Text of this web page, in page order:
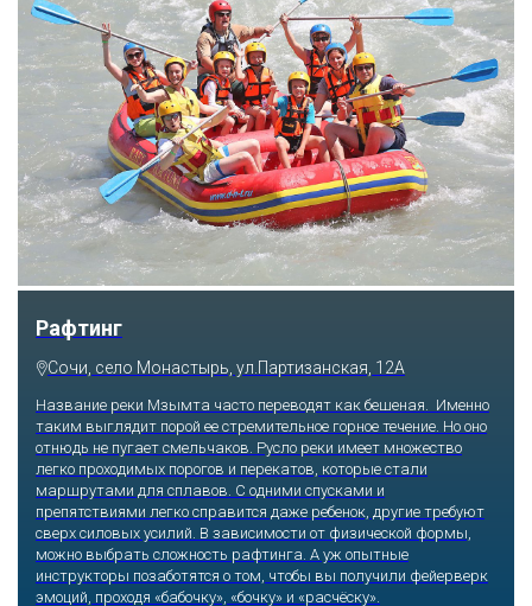
Скайпарк
Сочи, с. Казачий брод, ул. Краснофлотская, 54а
Побороться со страхом высоты и набраться массу впечатлений
получится, если отправиться по самому длинному подвесному
пешеходному мосту, который буквально парит в воздухе на
высоте 218 метров над землей. Отсюда открываются виды на
Ахштырское ущелье и заснеженные Кавказские горы. Те, кто
посмелее, прыгают на резинке с 207 или 69 метров, катаются
на скоростном троллее. Остудить экстремальный пыл
помогает уютная атмосфера ресторана.